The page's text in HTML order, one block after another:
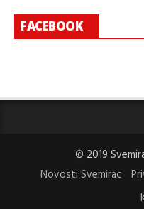
FACEBOOK
© 2019
Novosti Svemirac